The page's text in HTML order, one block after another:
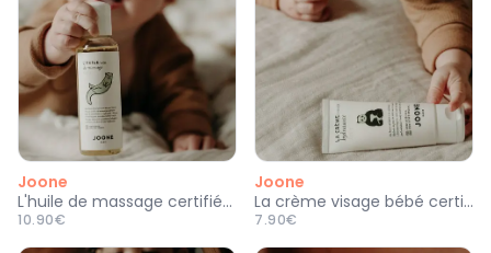
Joone
L'huile de massage certifiée bio
10.90€
Joone
La crème visage bébé certifiée bio
7.90€